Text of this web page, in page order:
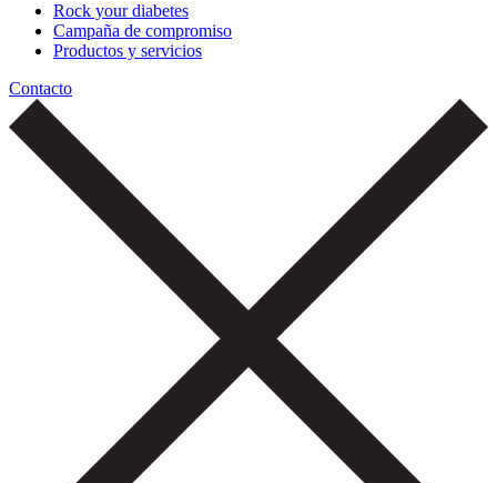
Rock your diabetes
Campaña de compromiso
Productos y servicios
Contacto